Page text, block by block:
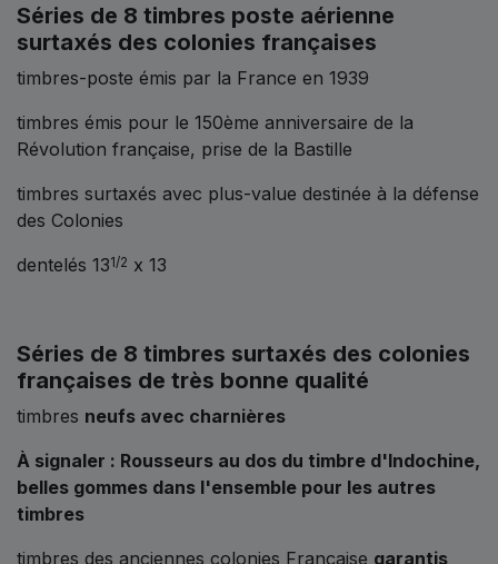
Séries de 8 timbres poste aérienne
surtaxés des colonies françaises
timbres-poste émis par la France en 1939
timbres émis pour le 150ème anniversaire de la
Révolution française, prise de la Bastille
timbres surtaxés avec plus-value destinée à la défense
des Colonies
dentelés 131/2 x 13
Séries de 8 timbres surtaxés des colonies
françaises de très bonne qualité
timbres neufs avec charnières
À signaler : Rousseurs au dos du timbre d'Indochine,
belles gommes dans l'ensemble pour les autres
timbres
timbres des anciennes colonies Française garantis